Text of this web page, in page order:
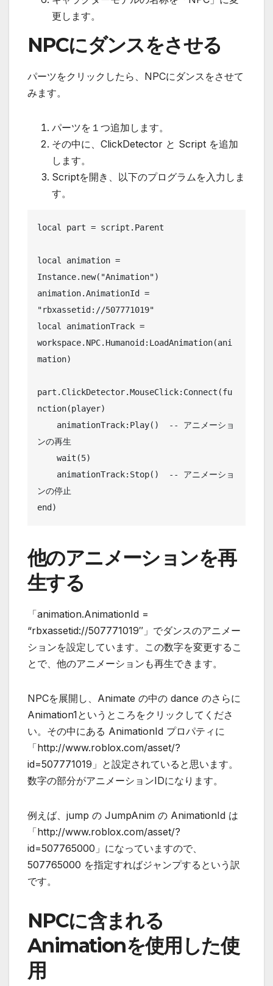
更します。
NPCにダンスをさせる
パーツをクリックしたら、NPCにダンスをさせて
みます。
パーツを１つ追加します。
その中に、ClickDetector と Script を追加
します。
Scriptを開き、以下のプログラムを入力しま
す。
local part = script.Parent
local animation =
Instance.new("Animation")
animation.AnimationId =
"rbxassetid://507771019"
local animationTrack =
workspace.NPC.Humanoid:LoadAnimation(ani
mation)
part.ClickDetector.MouseClick:Connect(fu
nction(player)
ンの再生
ンの停止
end)
他のアニメーションを再
生する
「animation.AnimationId =
“rbxassetid://507771019″」でダンスのアニメー
ションを設定しています。この数字を変更するこ
とで、他のアニメーションも再生できます。
NPCを展開し、Animate の中の dance のさらに
Animation1というところをクリックしてくださ
い。その中にある AnimationId プロパティに
「http://www.roblox.com/asset/?
id=507771019」と設定されていると思います。
数字の部分がアニメーションIDになります。
例えば、jump の JumpAnim の AnimationId は
「http://www.roblox.com/asset/?
id=507765000」になっていますので、
507765000 を指定すればジャンプするという訳
です。
NPCに含まれる
Animationを使用した使
用